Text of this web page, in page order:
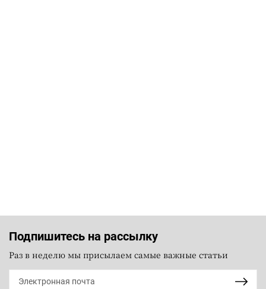
Подпишитесь на рассылку
Раз в неделю мы присылаем самые важные статьи